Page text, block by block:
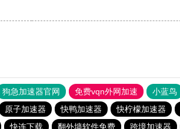
狗急加速器官网 免费vqn外网加速 小蓝鸟
原子加速器 快鸭加速器 快柠檬加速器
快连下载 翻外墙软件免费 跨境加速器